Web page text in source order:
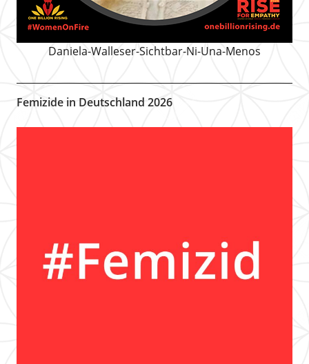
Daniela-Walleser-Sichtbar-Ni-Una-Menos
Femizide in Deutschland 2026